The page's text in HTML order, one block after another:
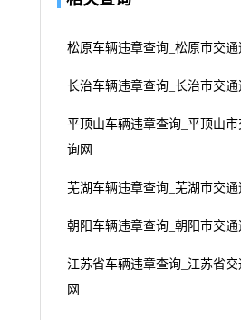
松原车辆违章查询_松原市交通
长治车辆违章查询_长治市交通
平顶山车辆违章查询_平顶山
询网
芜湖车辆违章查询_芜湖市交
朝阳车辆违章查询_朝阳市交通
江苏省车辆违章查询_江苏省
网